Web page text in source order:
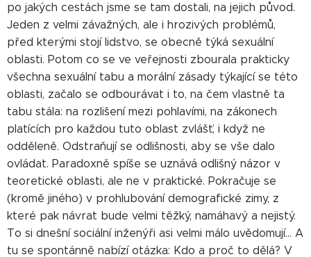
po jakých cestách jsme se tam dostali, na jejich původ.
Jeden z velmi závažných, ale i hrozivých problémů,
před kterými stojí lidstvo, se obecně týká sexuální
oblasti. Potom co se ve veřejnosti zbourala prakticky
všechna sexuální tabu a morální zásady týkající se této
oblasti, začalo se odbourávat i to, na čem vlastně ta
tabu stála: na rozlišení mezi pohlavími, na zákonech
platících pro každou tuto oblast zvlášť, i když ne
odděleně. Odstraňují se odlišnosti, aby se vše dalo
ovládat. Paradoxně spíše se uznává odlišný názor v
teoretické oblasti, ale ne v praktické. Pokračuje se
(kromě jiného) v prohlubování demografické zimy, z
které pak návrat bude velmi těžký, namáhavý a nejistý.
To si dnešní sociální inženýři asi velmi málo uvědomují... A
tu se spontánně nabízí otázka: Kdo a proč to dělá? V